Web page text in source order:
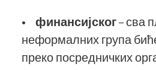
• финансијског– сва
неформалних група
преко посредничких